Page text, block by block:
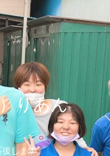
りあん
援します